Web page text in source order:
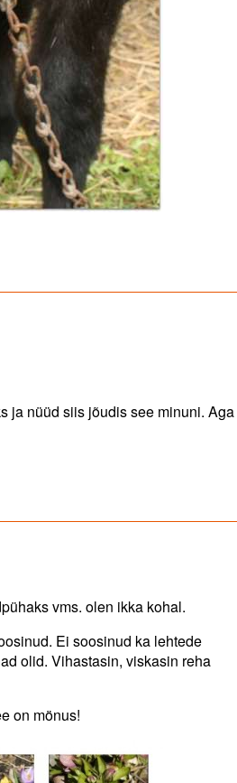
ja nüüd siis jõudis see minuni. Aga
vms. olen ikka kohal.
Ei soosinud ka lehtede
olid. Vihastasin, viskasin reha
on mönus!